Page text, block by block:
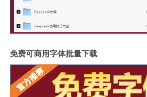
免费可商用字体批量下载